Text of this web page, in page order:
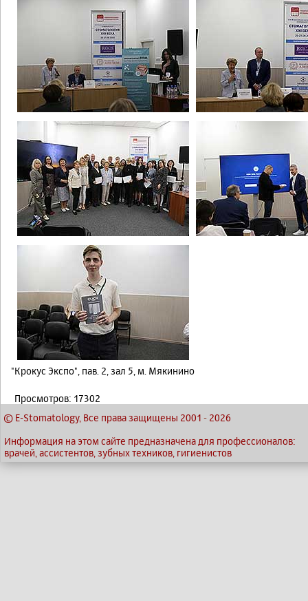
"Крокус Экспо", пав. 2, зал 5, м. Мякинино
Просмотров: 17302
© E-Stomatology, Все права защищены 2001 - 2026
Информация на этом сайте предназначена для профессионалов:
врачей, ассистентов, зубных техников, гигиенистов